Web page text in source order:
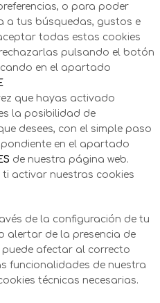
o para poder
a tus búsquedas, gustos e
todas estas cookies
pulsando el botón
en el apartado
que hayas activado
la posibilidad de
desees, con el simple paso
en el apartado
de nuestra página web.
activar nuestras cookies
de la configuración de tu
alertar de la presencia de
afectar al correcto
funcionalidades de nuestra
técnicas necesarias.